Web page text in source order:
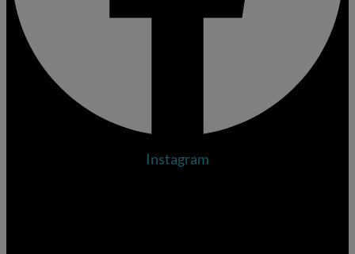
Instagram